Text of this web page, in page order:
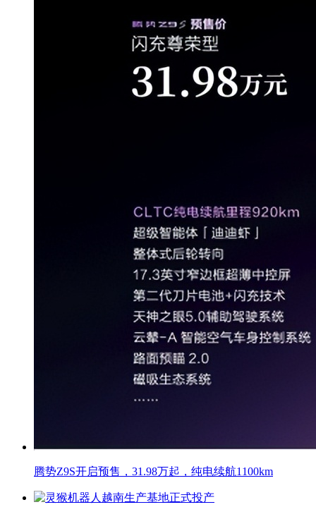
腾势Z9S开启预售，31.98万起，纯电续航1100km